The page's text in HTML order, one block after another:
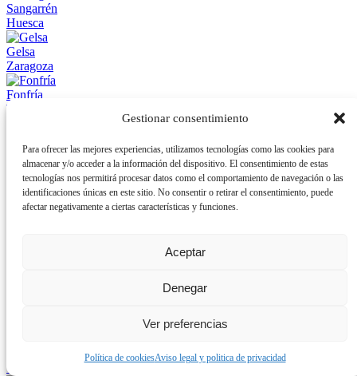
Gestionar consentimiento
Para ofrecer las mejores experiencias, utilizamos tecnologías como las cookies para
almacenar y/o acceder a la información del dispositivo. El consentimiento de estas
tecnologías nos permitirá procesar datos como el comportamiento de navegación o las
identificaciones únicas en este sitio. No consentir o retirar el consentimiento, puede
afectar negativamente a ciertas características y funciones.
Aceptar
Denegar
Ver preferencias
Política de cookiesAviso legal y politica de privacidad
Sangarrén
Huesca
Gelsa
Zaragoza
Fonfría
Teruel
Huesca
Colungo-Asque
Huesca
Teruel